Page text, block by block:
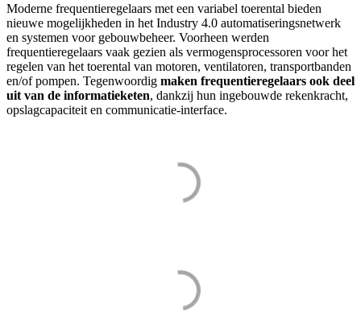
Moderne frequentieregelaars met een variabel toerental bieden
nieuwe mogelijkheden in het Industry 4.0 automatiseringsnetwerk
en systemen voor gebouwbeheer. Voorheen werden
frequentieregelaars vaak gezien als vermogensprocessoren voor het
regelen van het toerental van motoren, ventilatoren, transportbanden
en/of pompen. Tegenwoordig maken frequentieregelaars ook deel
uit van de informatieketen, dankzij hun ingebouwde rekenkracht,
opslagcapaciteit en communicatie-interface.